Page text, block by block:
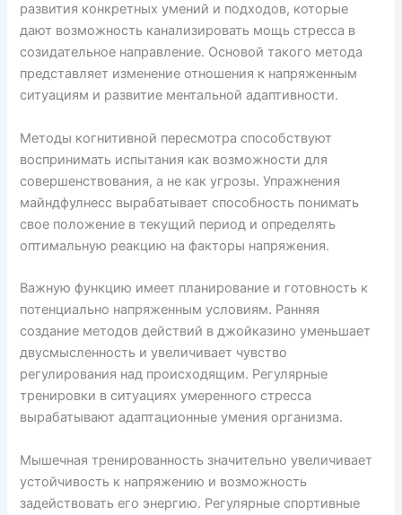
развития конкретных умений и подходов, которые
дают возможность канализировать мощь стресса в
созидательное направление. Основой такого метода
представляет изменение отношения к напряженным
ситуациям и развитие ментальной адаптивности.
Методы когнитивной пересмотра способствуют
воспринимать испытания как возможности для
совершенствования, а не как угрозы. Упражнения
майндфулнесс вырабатывает способность понимать
свое положение в текущий период и определять
оптимальную реакцию на факторы напряжения.
Важную функцию имеет планирование и готовность к
потенциально напряженным условиям. Ранняя
создание методов действий в джойказино уменьшает
двусмысленность и увеличивает чувство
регулирования над происходящим. Регулярные
тренировки в ситуациях умеренного стресса
вырабатывают адаптационные умения организма.
Мышечная тренированность значительно увеличивает
устойчивость к напряжению и возможность
задействовать его энергию. Регулярные спортивные